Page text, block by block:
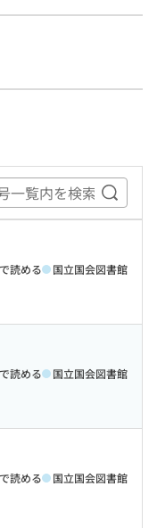
巻号一
読める 国立国会図書館
読める 国立国会図書館
読める 国立国会図書館